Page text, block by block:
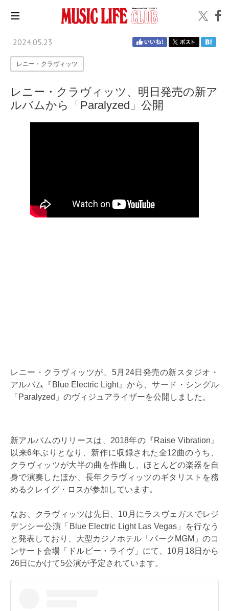
2024.05.23
レニー・クラヴィッツ
レニー・クラヴィッツ、明日発売の新ア
ルバムから「Paralyzed」公開
レニー・クラヴィッツが、5月24日発売の新スタジオ・
アルバム『Blue Electric Light』から、サード・シングル
「Paralyzed」のヴィジュアライザーを公開しました。
新アルバムのリリースは、2018年の『Raise Vibration』
以来6年ぶりとなり、新作に収録された全12曲のうち、
クラヴィッツが大半の曲を作曲し、ほとんどの楽器を自
身で演奏したほか、長年クラヴィッツのギタリストを務
めるクレイグ・ロスが参加しています。
なお、クラヴィッツは先日、10月にラスヴェガスでレジ
デンシー公演「Blue Electric Light Las Vegas」を行なう
と発表しており、大型カジノホテル「パークMGM」のコ
ンサート会場「ドルビー・ライヴ」にて、10月18日から
26日にかけて5公演が予定されています。